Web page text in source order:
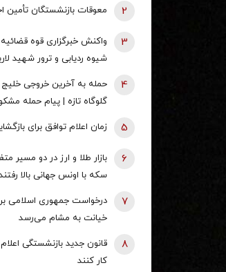
معوقات بازنشستگان تأمین 2
واکنش خبرگزاری قوه
شیوه ردیابی و ترور شهید
3
حمله به آخرین خروجی خلیج
گلوگاه تازه | پیام حمله
4
زمان اعلام توافق برای 5
بازار طلا و ارز در دو مسیر
سکه با اونس جهانی بالا
6
خیانت به مشام می‌رسد
7
کار کنند
8